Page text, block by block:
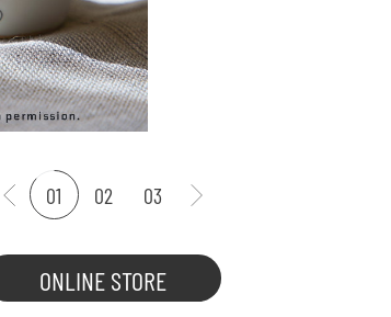
01 02 03
ONLINE STORE